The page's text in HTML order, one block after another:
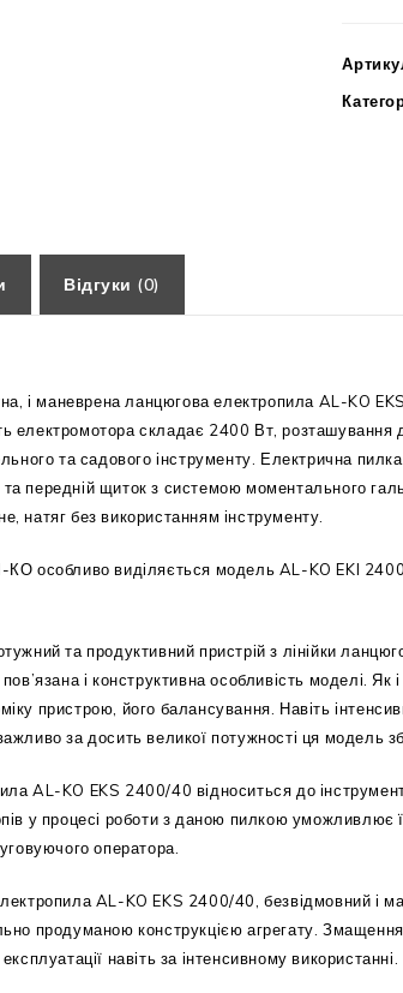
Відгуки (0)
і маневрена ланцюгова електропила AL-KO
електромотора складає 2400 Вт,
та садового інструменту. Електрична
передній щиток з системою моментального
натяг без використанням інструменту.
особливо виділяється модель AL-KO EKI
та продуктивний пристрій з лінійки
і конструктивна особливість моделі.
пристрою, його балансування. Навіть
за досить великої потужності ця модель
AL-KO EKS 2400/40 відноситься до
у процесі роботи з даною пилкою уможливлює
оператора.
AL-KO EKS 2400/40, безвідмовний і
продуманою конструкцією агрегату.
навіть за інтенсивному використанні.